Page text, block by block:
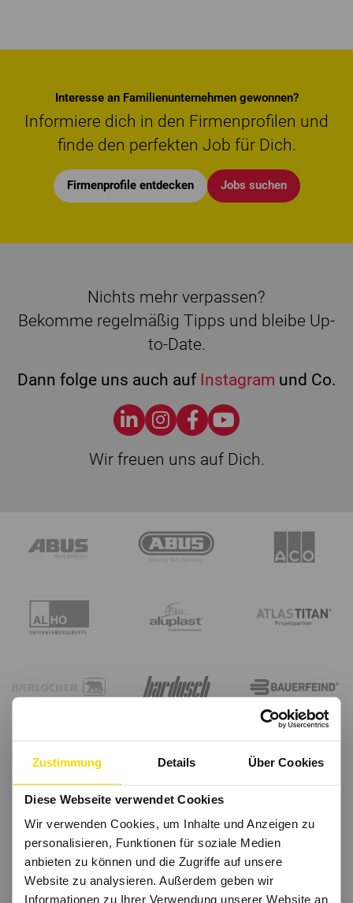
Zustimmung Details Über Cookies
Diese Webseite verwendet Cookies
Wir verwenden Cookies, um Inhalte und Anzeigen zu
personalisieren, Funktionen für soziale Medien
anbieten zu können und die Zugriffe auf unsere
Website zu analysieren. Außerdem geben wir
Informationen zu Ihrer Verwendung unserer Website an
Interesse an Familienunternehmen gewonnen?
Informiere dich in den Firmenprofilen und
finde den perfekten Job für Dich.
Firmenprofile entdecken Jobs suchen
Nichts mehr verpassen?
Bekomme regelmäßig Tipps und bleibe Up-
to-Date.
Dann folge uns auch auf Instagram und Co.
Wir freuen uns auf Dich.